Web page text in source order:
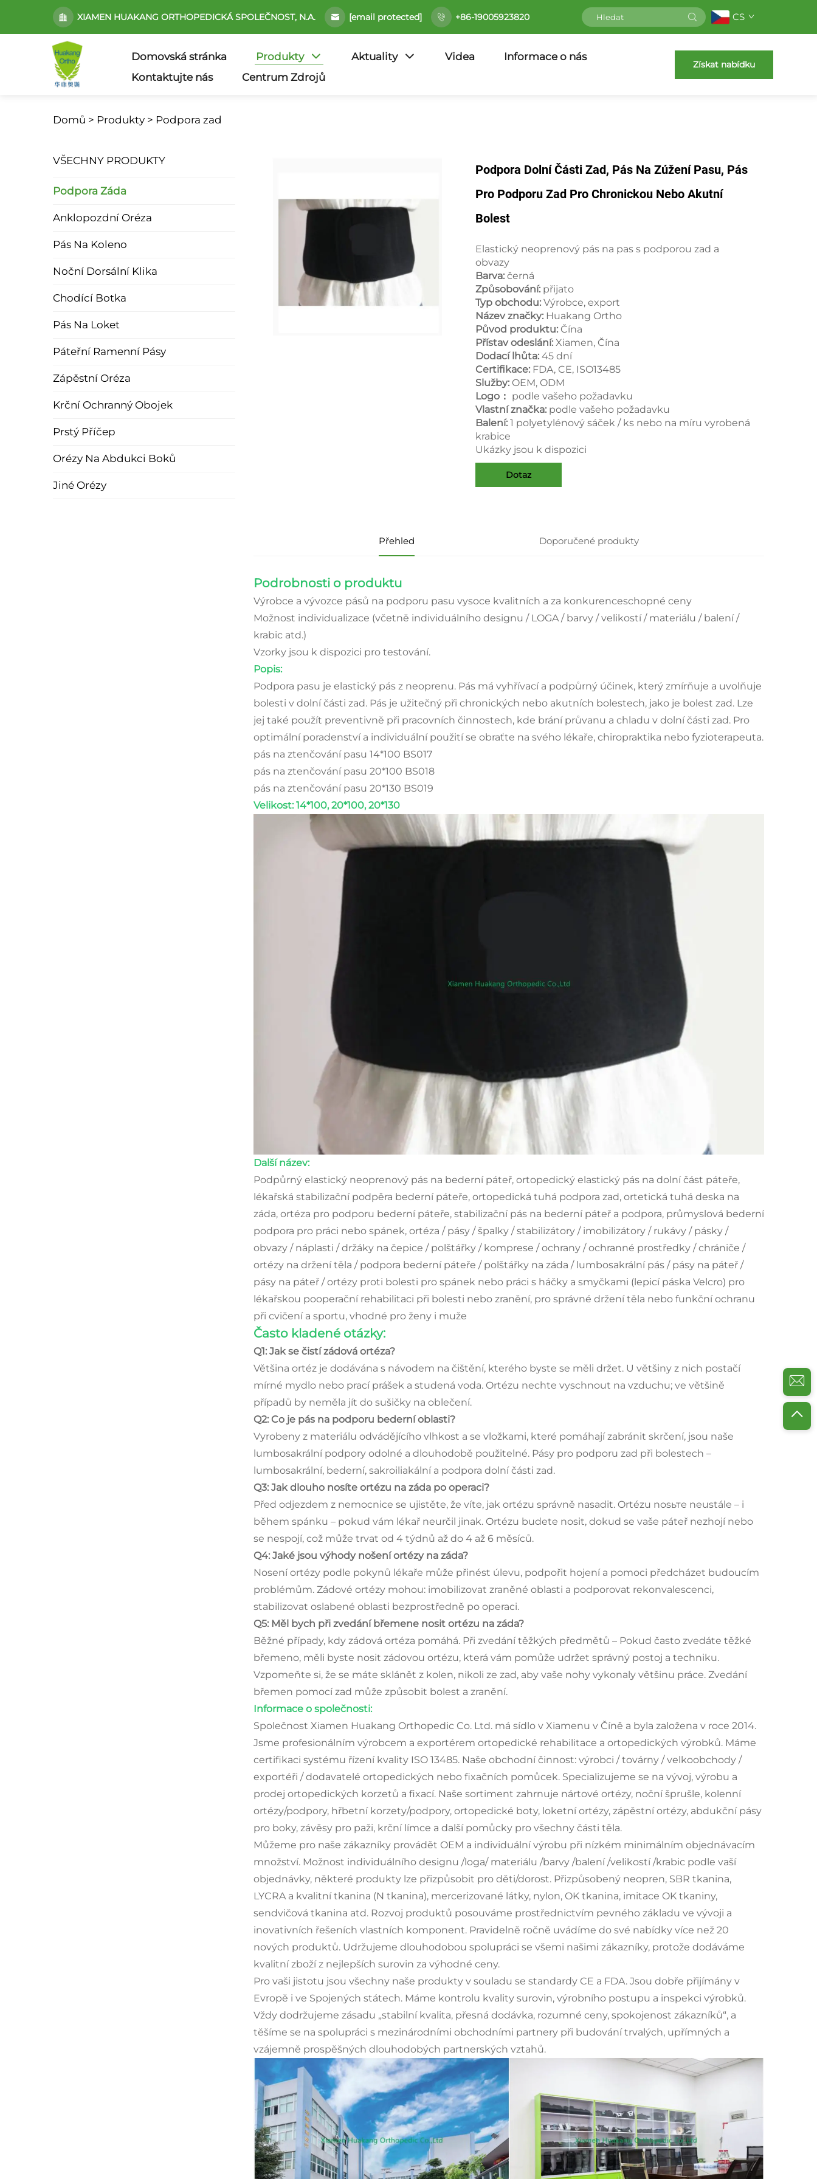
XIAMEN HUAKANG ORTHOPEDICKÁ SPOLEČNOST, N.A. [email protected] +86-19005923820 CS
Domovská stránka Produkty Aktuality Videa
Informace o nás
Kontaktujte nás
Centrum Zdrojů
Získat nabídku
Domů > Produkty > Podpora zad
VŠECHNY PRODUKTY
Podpora Záda
Anklopozdní Oréza
Pás Na Koleno
Noční Dorsální Klika
Chodící Botka
Pás Na Loket
Páteřní Ramenní Pásy
Zápěstní Oréza
Krční Ochranný Obojek
Prstý Příčep
Orézy Na Abdukci Boků
Jiné Orézy
Podpora Dolní Části Zad, Pás Na Zúžení Pasu, Pás
Pro Podporu Zad Pro Chronickou Nebo Akutní
Bolest
Elastický neoprenový pás na pas s podporou zad a
obvazy
Barva: černá
Způsobování: přijato
Typ obchodu: Výrobce, export
Název značky: Huakang Ortho
Původ produktu: Čína
Přístav odeslání: Xiamen, Čína
Dodací lhůta: 45 dní
Certifikace: FDA, CE, ISO13485
Služby: OEM, ODM
Logo： podle vašeho požadavku
Vlastní značka: podle vašeho požadavku
Balení: 1 polyetylénový sáček / ks nebo na míru vyrobená
krabice
Ukázky jsou k dispozici
Dotaz
Přehled Doporučené produkty
Podrobnosti o produktu
Výrobce a vývozce pásů na podporu pasu vysoce kvalitních a za konkurenceschopné ceny
Možnost individualizace (včetně individuálního designu / LOGA / barvy / velikostí / materiálu / balení /
krabic atd.)
Vzorky jsou k dispozici pro testování.
Popis:
Podpora pasu je elastický pás z neoprenu. Pás má vyhřívací a podpůrný účinek, který zmírňuje a uvolňuje
bolesti v dolní části zad. Pás je užitečný při chronických nebo akutních bolestech, jako je bolest zad. Lze
jej také použít preventivně při pracovních činnostech, kde brání průvanu a chladu v dolní části zad. Pro
optimální poradenství a individuální použití se obraťte na svého lékaře, chiropraktika nebo fyzioterapeuta.
pás na ztenčování pasu 14*100 BS017
pás na ztenčování pasu 20*100 BS018
pás na ztenčování pasu 20*130 BS019
Velikost: 14*100, 20*100, 20*130
Další název:
Podpůrný elastický neoprenový pás na bederní páteř, ortopedický elastický pás na dolní část páteře,
lékařská stabilizační podpěra bederní páteře, ortopedická tuhá podpora zad, ortetická tuhá deska na
záda, ortéza pro podporu bederní páteře, stabilizační pás na bederní páteř a podpora, průmyslová bederní
podpora pro práci nebo spánek, ortéza / pásy / špalky / stabilizátory / imobilizátory / rukávy / pásky /
obvazy / náplasti / držáky na čepice / polštářky / komprese / ochrany / ochranné prostředky / chrániče /
ortézy na držení těla / podpora bederní páteře / polštářky na záda / lumbosakrální pás / pásy na páteř /
pásy na páteř / ortézy proti bolesti pro spánek nebo práci s háčky a smyčkami (lepicí páska Velcro) pro
lékařskou pooperační rehabilitaci při bolesti nebo zranění, pro správné držení těla nebo funkční ochranu
při cvičení a sportu, vhodné pro ženy i muže
Často kladené otázky:
Q1: Jak se čistí zádová ortéza?
Většina ortéz je dodávána s návodem na čištění, kterého byste se měli držet. U většiny z nich postačí
mírné mydlo nebo prací prášek a studená voda. Ortézu nechte vyschnout na vzduchu; ve většině
případů by neměla jít do sušičky na oblečení.
Q2: Co je pás na podporu bederní oblasti?
Vyrobeny z materiálu odvádějícího vlhkost a se vložkami, které pomáhají zabránit skrčení, jsou naše
lumbosakrální podpory odolné a dlouhodobě použitelné. Pásy pro podporu zad při bolestech –
lumbosakrální, bederní, sakroiliakální a podpora dolní části zad.
Q3: Jak dlouho nosíte ortézu na záda po operaci?
Před odjezdem z nemocnice se ujistěte, že víte, jak ortézu správně nasadit. Ortézu nosьте neustále – i
během spánku – pokud vám lékař neurčil jinak. Ortézu budete nosit, dokud se vaše páteř nezhojí nebo
se nespojí, což může trvat od 4 týdnů až do 4 až 6 měsíců.
Q4: Jaké jsou výhody nošení ortézy na záda?
Nosení ortézy podle pokynů lékaře může přinést úlevu, podpořit hojení a pomoci předcházet budoucím
problémům. Zádové ortézy mohou: imobilizovat zraněné oblasti a podporovat rekonvalescenci,
stabilizovat oslabené oblasti bezprostředně po operaci.
Q5: Měl bych při zvedání břemene nosit ortézu na záda?
Běžné případy, kdy zádová ortéza pomáhá. Při zvedání těžkých předmětů – Pokud často zvedáte těžké
břemeno, měli byste nosit zádovou ortézu, která vám pomůže udržet správný postoj a techniku.
Vzpomeňte si, že se máte sklánět z kolen, nikoli ze zad, aby vaše nohy vykonaly většinu práce. Zvedání
břemen pomocí zad může způsobit bolest a zranění.
Informace o společnosti:
Společnost Xiamen Huakang Orthopedic Co. Ltd. má sídlo v Xiamenu v Číně a byla založena v roce 2014.
Jsme profesionálním výrobcem a exportérem ortopedické rehabilitace a ortopedických výrobků. Máme
certifikaci systému řízení kvality ISO 13485. Naše obchodní činnost: výrobci / továrny / velkoobchody /
exportéři / dodavatelé ortopedických nebo fixačních pomůcek. Specializujeme se na vývoj, výrobu a
prodej ortopedických korzetů a fixací. Naše sortiment zahrnuje nártové ortézy, noční šprušle, kolenní
ortézy/podpory, hřbetní korzety/podpory, ortopedické boty, loketní ortézy, zápěstní ortézy, abdukční pásy
pro boky, závěsy pro paži, krční límce a další pomůcky pro všechny části těla.
Můžeme pro naše zákazníky provádět OEM a individuální výrobu při nízkém minimálním objednávacím
množství. Možnost individuálního designu /loga/ materiálu /barvy /balení /velikostí /krabic podle vaší
objednávky, některé produkty lze přizpůsobit pro děti/dorost. Přizpůsobený neopren, SBR tkanina,
LYCRA a kvalitní tkanina (N tkanina), mercerizované látky, nylon, OK tkanina, imitace OK tkaniny,
sendvičová tkanina atd. Rozvoj produktů posouváme prostřednictvím pevného základu ve vývoji a
inovativních řešeních vlastních komponent. Pravidelně ročně uvádíme do své nabídky více než 20
nových produktů. Udržujeme dlouhodobou spolupráci se všemi našimi zákazníky, protože dodáváme
kvalitní zboží z nejlepších surovin za výhodné ceny.
Pro vaši jistotu jsou všechny naše produkty v souladu se standardy CE a FDA. Jsou dobře přijímány v
Evropě i ve Spojených státech. Máme kontrolu kvality surovin, výrobního postupu a inspekci výrobků.
Vždy dodržujeme zásadu „stabilní kvalita, přesná dodávka, rozumné ceny, spokojenost zákazníků“, a
těšíme se na spolupráci s mezinárodními obchodními partnery při budování trvalých, upřímných a
vzájemně prospěšných dlouhodobých partnerských vztahů.